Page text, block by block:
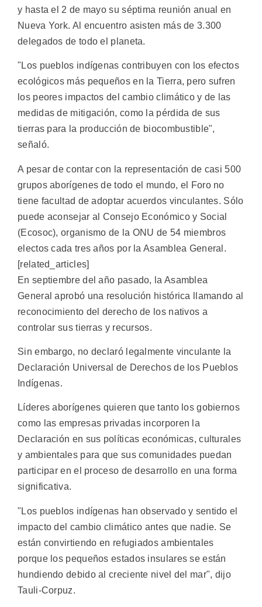
y hasta el 2 de mayo su séptima reunión anual en
Nueva York. Al encuentro asisten más de 3.300
delegados de todo el planeta.
"Los pueblos indígenas contribuyen con los efectos
ecológicos más pequeños en la Tierra, pero sufren
los peores impactos del cambio climático y de las
medidas de mitigación, como la pérdida de sus
tierras para la producción de biocombustible",
señaló.
A pesar de contar con la representación de casi 500
grupos aborígenes de todo el mundo, el Foro no
tiene facultad de adoptar acuerdos vinculantes. Sólo
puede aconsejar al Consejo Económico y Social
(Ecosoc), organismo de la ONU de 54 miembros
electos cada tres años por la Asamblea General.
[related_articles]
En septiembre del año pasado, la Asamblea
General aprobó una resolución histórica llamando al
reconocimiento del derecho de los nativos a
controlar sus tierras y recursos.
Sin embargo, no declaró legalmente vinculante la
Declaración Universal de Derechos de los Pueblos
Indígenas.
Líderes aborígenes quieren que tanto los gobiernos
como las empresas privadas incorporen la
Declaración en sus políticas económicas, culturales
y ambientales para que sus comunidades puedan
participar en el proceso de desarrollo en una forma
significativa.
"Los pueblos indígenas han observado y sentido el
impacto del cambio climático antes que nadie. Se
están convirtiendo en refugiados ambientales
porque los pequeños estados insulares se están
hundiendo debido al creciente nivel del mar", dijo
Tauli-Corpuz.